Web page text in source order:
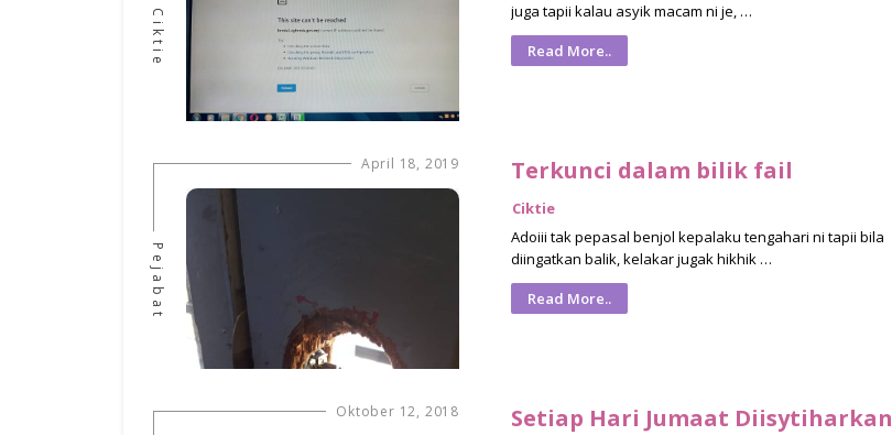
Ciktie
juga tapii kalau asyik macam ni je, …
Read More..
April 18, 2019
Pejabat
Terkunci dalam bilik fail
Ciktie
Adoiii tak pepasal benjol kepalaku tengahari ni tapii bila
diingatkan balik, kelakar jugak hikhik …
Read More..
Oktober 12, 2018
Setiap Hari Jumaat Diisytiharkan